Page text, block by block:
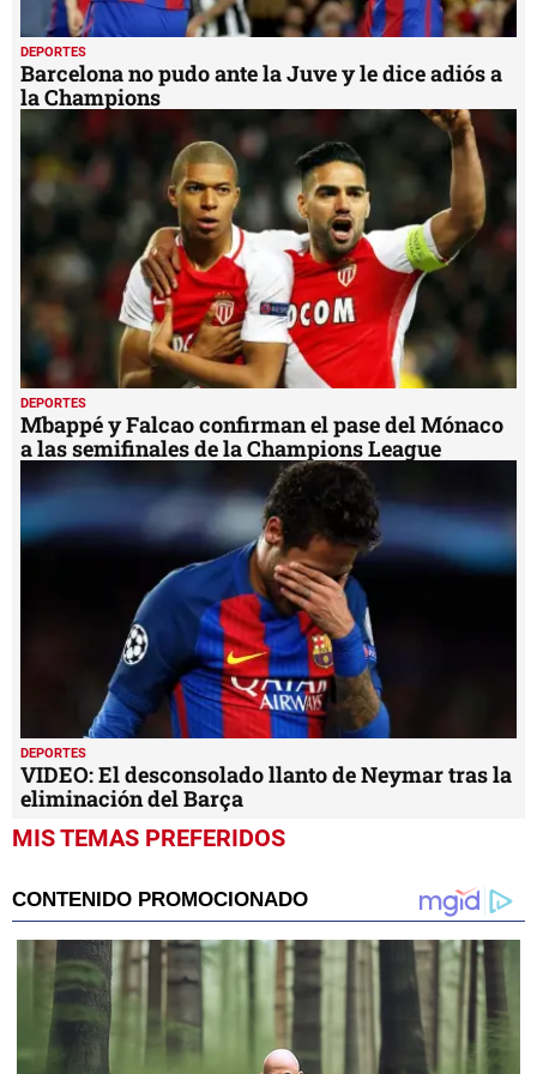
DEPORTES
Barcelona no pudo ante la Juve y le dice adiós a
la Champions
DEPORTES
Mbappé y Falcao confirman el pase del Mónaco
a las semifinales de la Champions League
DEPORTES
VIDEO: El desconsolado llanto de Neymar tras la
eliminación del Barça
MIS TEMAS PREFERIDOS